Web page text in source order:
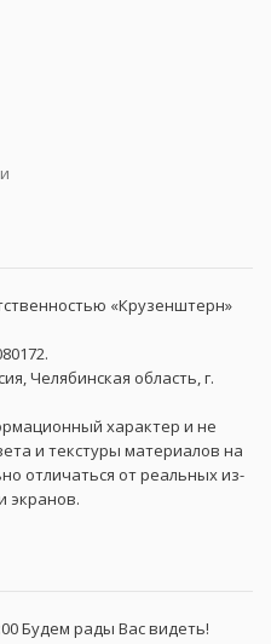
«Крузенштерн»
Челябинская область, г.
характер и не
и текстуры материалов на
отличаться от реальных из-
экранов.
Будем рады Вас видеть!